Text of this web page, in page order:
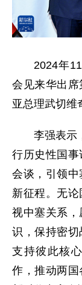
2024年
会见来华出
亚总理武切维
李强表示
行历史性国
会谈，引领
新征程。无
视中塞关系
识，保持密
支持彼此核
作，推动两